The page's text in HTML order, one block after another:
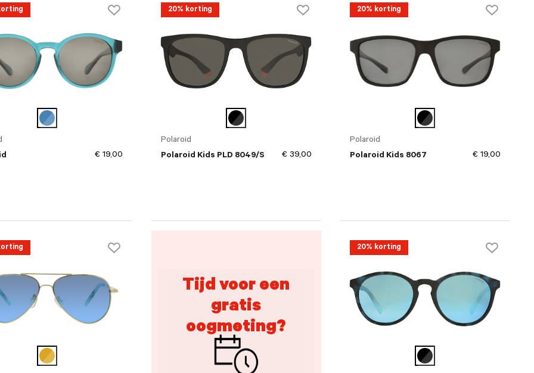
€ 19,00
20% korting
Polaroid
Polaroid Kids PLD 8049/S
€ 39,00
20% korting
Polaroid
Polaroid Kids 8067
€ 19,00
Tijd voor een
gratis
oogmeting?
20% korting